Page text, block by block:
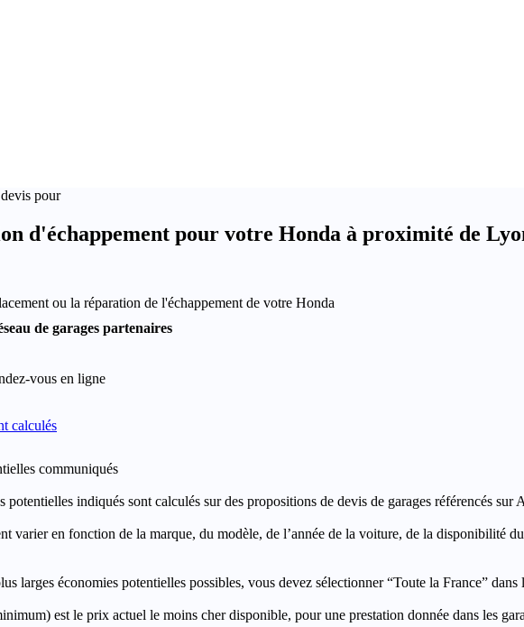
pour
d'échappement pour votre Honda à proximité de
ou la réparation de l'échappement de votre Honda
de garages partenaires
vous en ligne
calculés
communiqués
indiqués sont calculés sur des propositions de devis de garages référencés
varier en fonction de la marque, du modèle, de l’année de la voiture, de la disponibilité
larges économies potentielles possibles, vous devez sélectionner “Toute la France” dans
est le prix actuel le moins cher disponible, pour une prestation donnée dans les